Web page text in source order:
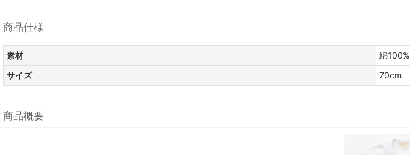
商品仕様
素材
綿100%
サイズ
70cm
商品概要